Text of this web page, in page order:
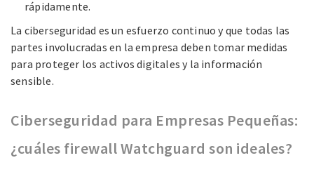
rápidamente.
La ciberseguridad es un esfuerzo continuo y que todas las
partes involucradas en la empresa deben tomar medidas
para proteger los activos digitales y la información
sensible.
Ciberseguridad para Empresas Pequeñas:
¿cuáles firewall Watchguard son ideales?